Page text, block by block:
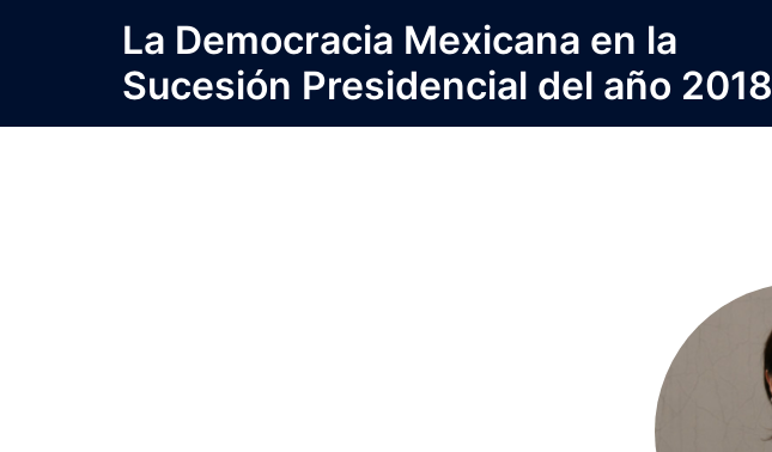
La Democracia Mexicana en la
Sucesión Presidencial del año 2018